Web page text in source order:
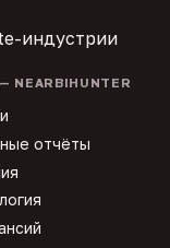
индустрии
NEARBIHUNTER
отчёты